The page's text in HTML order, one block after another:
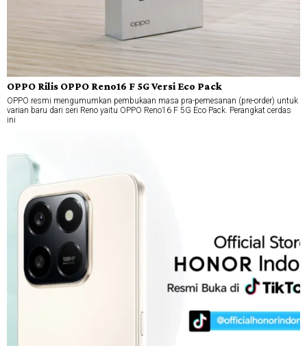
OPPO Rilis OPPO Reno16 F 5G Versi Eco Pack
OPPO resmi mengumumkan pembukaan masa pra-pemesanan (pre-order) untuk
varian baru dari seri Reno yaitu OPPO Reno16 F 5G Eco Pack. Perangkat cerdas
ini